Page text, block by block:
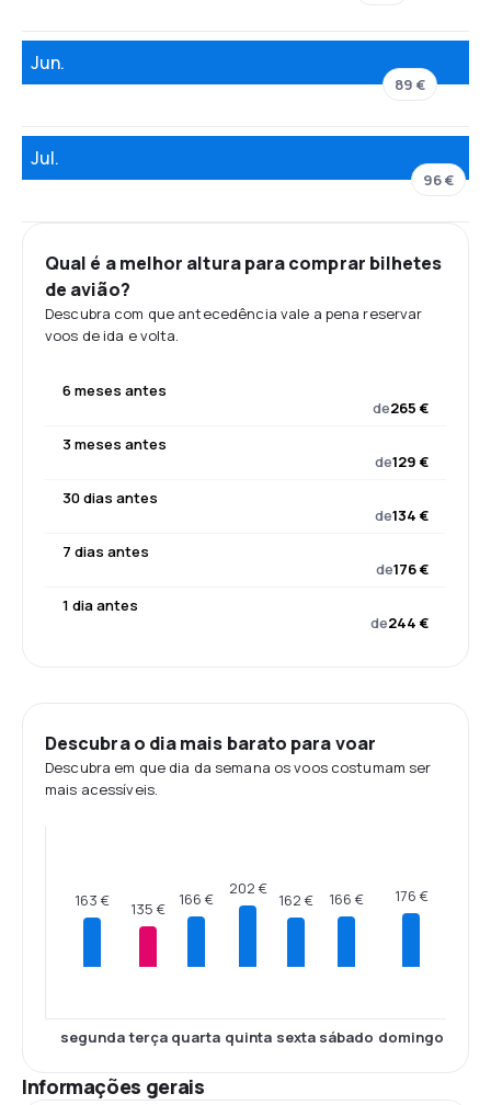
Jun.
89 €
Jul.
96 €
Qual é a melhor altura para comprar bilhetes
de avião?
Descubra com que antecedência vale a pena reservar
voos de ida e volta.
6 meses antes
de265 €
3 meses antes
de129 €
30 dias antes
de134 €
7 dias antes
de176 €
1 dia antes
de244 €
Descubra o dia mais barato para voar
Descubra em que dia da semana os voos costumam ser
mais acessíveis.
163 €
segunda
135 €
terça
166 €
quarta
202 €
quinta
162 €
sexta
166 €
sábado
176 €
domingo
Informações gerais